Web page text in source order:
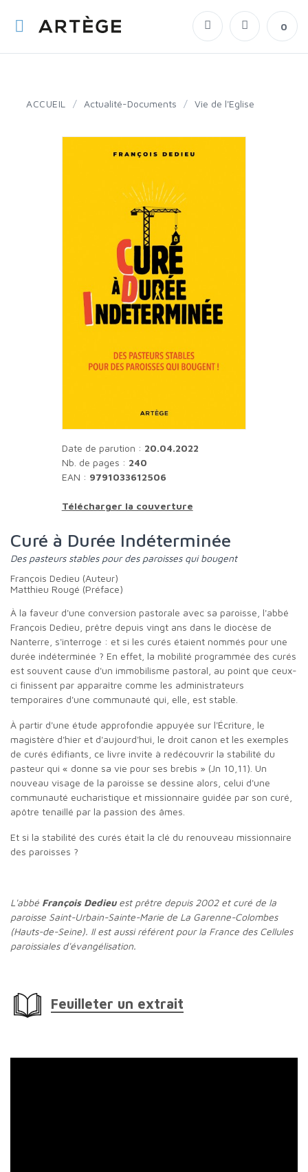
0
ACCUEIL / Actualité-Documents / Vie de l'Eglise
Date de parution : 20.04.2022
Nb. de pages : 240
EAN : 9791033612506
Télécharger la couverture
Curé à Durée Indéterminée
Des pasteurs stables pour des paroisses qui bougent
François Dedieu (Auteur)
Matthieu Rougé (Préface)
À la faveur d'une conversion pastorale avec sa paroisse, l'abbé
François Dedieu, prêtre depuis vingt ans dans le diocèse de
Nanterre, s'interroge : et si les curés étaient nommés pour une
durée indéterminée ? En effet, la mobilité programmée des curés
est souvent cause d'un immobilisme pastoral, au point que ceux-
ci finissent par apparaître comme les administrateurs
temporaires d'une communauté qui, elle, est stable.
À partir d'une étude approfondie appuyée sur l'Écriture, le
magistère d'hier et d'aujourd'hui, le droit canon et les exemples
de curés édifiants, ce livre invite à redécouvrir la stabilité du
pasteur qui « donne sa vie pour ses brebis » (Jn 10,11). Un
nouveau visage de la paroisse se dessine alors, celui d'une
communauté eucharistique et missionnaire guidée par son curé,
apôtre tenaillé par la passion des âmes.
Et si la stabilité des curés était la clé du renouveau missionnaire
des paroisses ?
L'abbé François Dedieuest prêtre depuis 2002 et curé de la
paroisse Saint-Urbain-Sainte-Marie de La Garenne-Colombes
(Hauts-de-Seine). Il est aussiréférent pour la France des Cellules
paroissiales d'évangélisation.
Feuilleter un extrait